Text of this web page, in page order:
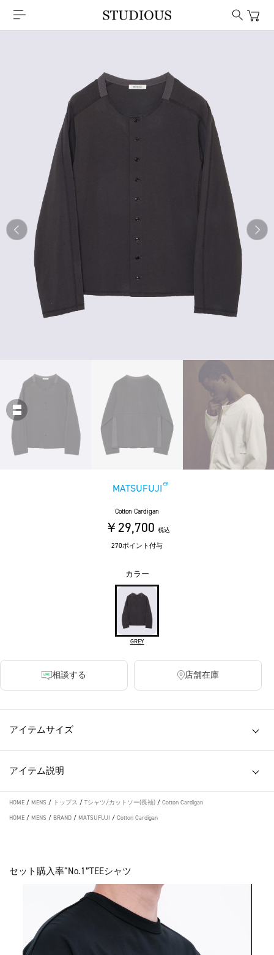
MATSUFUJI
Cotton Cardigan
￥29,700 税込
270ポイント付与
カラー
GREY
相談する 店舗在庫
アイテムサイズ
アイテム説明
HOME / MENS / トップス / Tシャツ/カットソー(長袖) / Cotton Cardigan
HOME / MENS / BRAND / MATSUFUJI / Cotton Cardigan
セット購入率“No.1”TEEシャツ